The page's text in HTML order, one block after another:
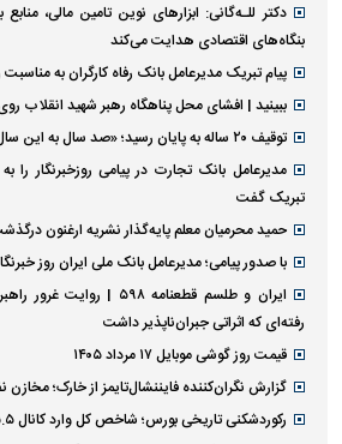
دکتر للـه‌گانی: ابزار‌های نوین تامین مالی،
بنگاه‌های اقتصادی هدایت می‌کند
پیام تبریک مدیرعامل بانک رفاه کارگران به مناسبت
ببینید | افشای محل پناهگاه رهبر شهید انقلاب
توقیف ۲۰ ساله به پایان رسید؛ «صد سال به این سال‌ها» چه در چنته دارد؟
مدیرعامل بانک تجارت در پیامی روزخبرنگار را
تبریک گفت
حمید محرمیان معلم پایه‌گذار نشریه ارغنون
با صدور پیامی؛ مدیرعامل بانک ملی ایران روز
ایران و طلسم قطعنامه
رفته‌ای که اثراتی جبران‌ناپذیر داشت
قیمت روز گوشی موبایل ۱۷ مرداد ۱۴۰۵
گزارش نگران‌کننده فایننشال‌تایمز از خارک؛
رکوردشکنی تاریخی بورس؛ شاخص کل وارد کانال ۵.۵ میلیون واحد شد